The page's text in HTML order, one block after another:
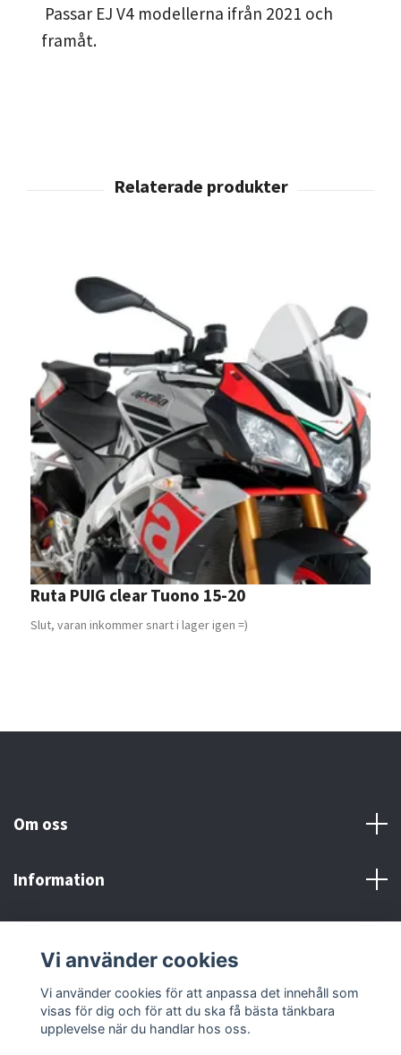
Passar EJ V4 modellerna ifrån 2021 och
framåt.
Ruta PUIG clear Tuono 15-20
Slut, varan inkommer snart i lager igen =)
Om oss
Information
Sociala medier
Vi använder cookies
Vi använder cookies för att anpassa det innehåll som
visas för dig och för att du ska få bästa tänkbara
upplevelse när du handlar hos oss.